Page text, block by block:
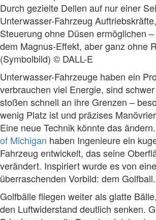
Durch gezielte Dellen auf nur einer
Unterwasser-Fahrzeug
Steuerung ohne Düsen ermöglichen
dem Magnus-Effekt, aber ganz ohne
(Symbolbild) © DALL-E
Unterwasser-Fahrzeuge haben ein
verbrauchen viel Energie, sind
stoßen schnell an ihre Grenzen –
wenig Platz ist und präzises
Eine neue Technik könnte das
of Michigan haben Ingenieure ein
Fahrzeug entwickelt, das seine
verändert. Inspiriert wurde es von
überraschenden Vorbild: dem Golfball.
Golfbälle fliegen weiter als glatte
den Luftwiderstand deutlich senken.